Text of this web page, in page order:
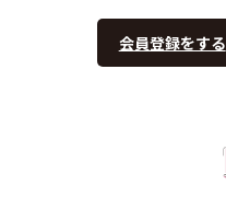
会員登録をする